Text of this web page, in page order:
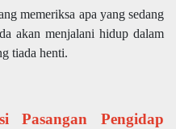
memeriksa apa yang sedang
akan menjalani hidup dalam
tiada henti.
Pasangan Pengidap